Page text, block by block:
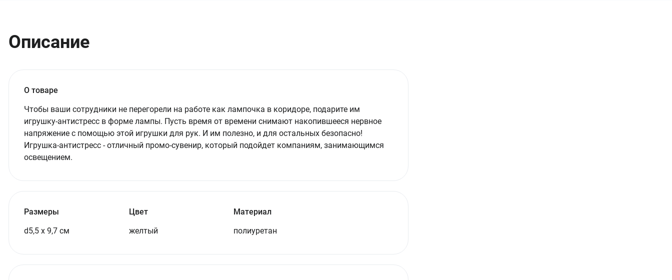
Описание
О товаре
Чтобы ваши сотрудники не перегорели на работе как лампочка в коридоре, подарите им
игрушку-антистресс в форме лампы. Пусть время от времени снимают накопившееся нервное
напряжение с помощью этой игрушки для рук. И им полезно, и для остальных безопасно!
Игрушка-антистресс - отличный промо-сувенир, который подойдет компаниям, занимающимся
освещением.
Размеры
d5,5 х 9,7 см
Цвет
желтый
Материал
полиуретан